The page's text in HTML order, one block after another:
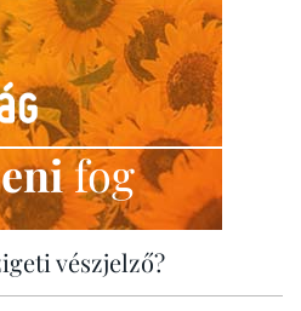
fog
vészjelző?